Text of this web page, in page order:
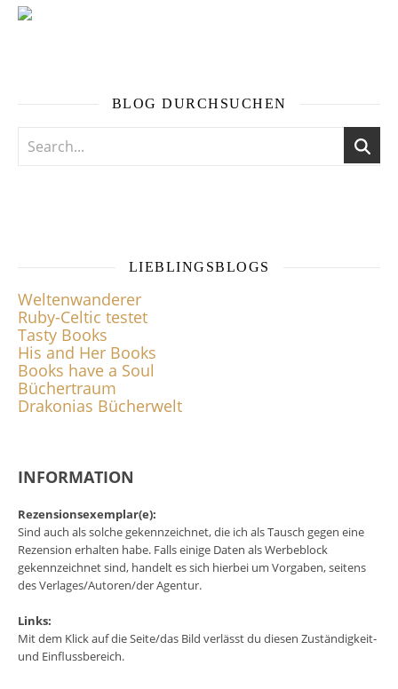
BLOG DURCHSUCHEN
LIEBLINGSBLOGS
Weltenwanderer
Ruby-Celtic testet
Tasty Books
His and Her Books
Books have a Soul
Büchertraum
Drakonias Bücherwelt
INFORMATION
Rezensionsexemplar(e):
Sind auch als solche gekennzeichnet, die ich als Tausch gegen eine
Rezension erhalten habe. Falls einige Daten als Werbeblock
gekennzeichnet sind, handelt es sich hierbei um Vorgaben, seitens
des Verlages/Autoren/der Agentur.
Links:
Mit dem Klick auf die Seite/das Bild verlässt du diesen Zuständigkeit-
und Einflussbereich.